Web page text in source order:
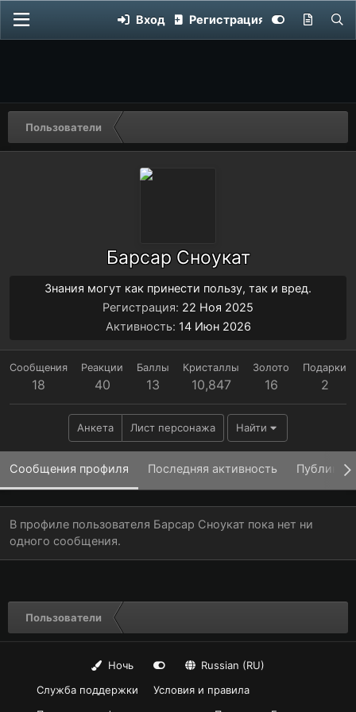
Вход Регистрация
Пользователи
Барсар Сноукат
Знания могут как принести пользу, так и вред.
Регистрация 22 Ноя 2025
Активность 14 Июн 2026
Сообщения
18
Реакции
40
Баллы
13
Кристаллы
10,847
Золото
16
Подарки
2
Анкета Лист персонажа Найти
Сообщения профиля Последняя активность
В профиле пользователя Барсар Сноукат пока нет ни
одного сообщения.
Пользователи
Ночь
Russian (RU)
Служба поддержки
Условия и правила